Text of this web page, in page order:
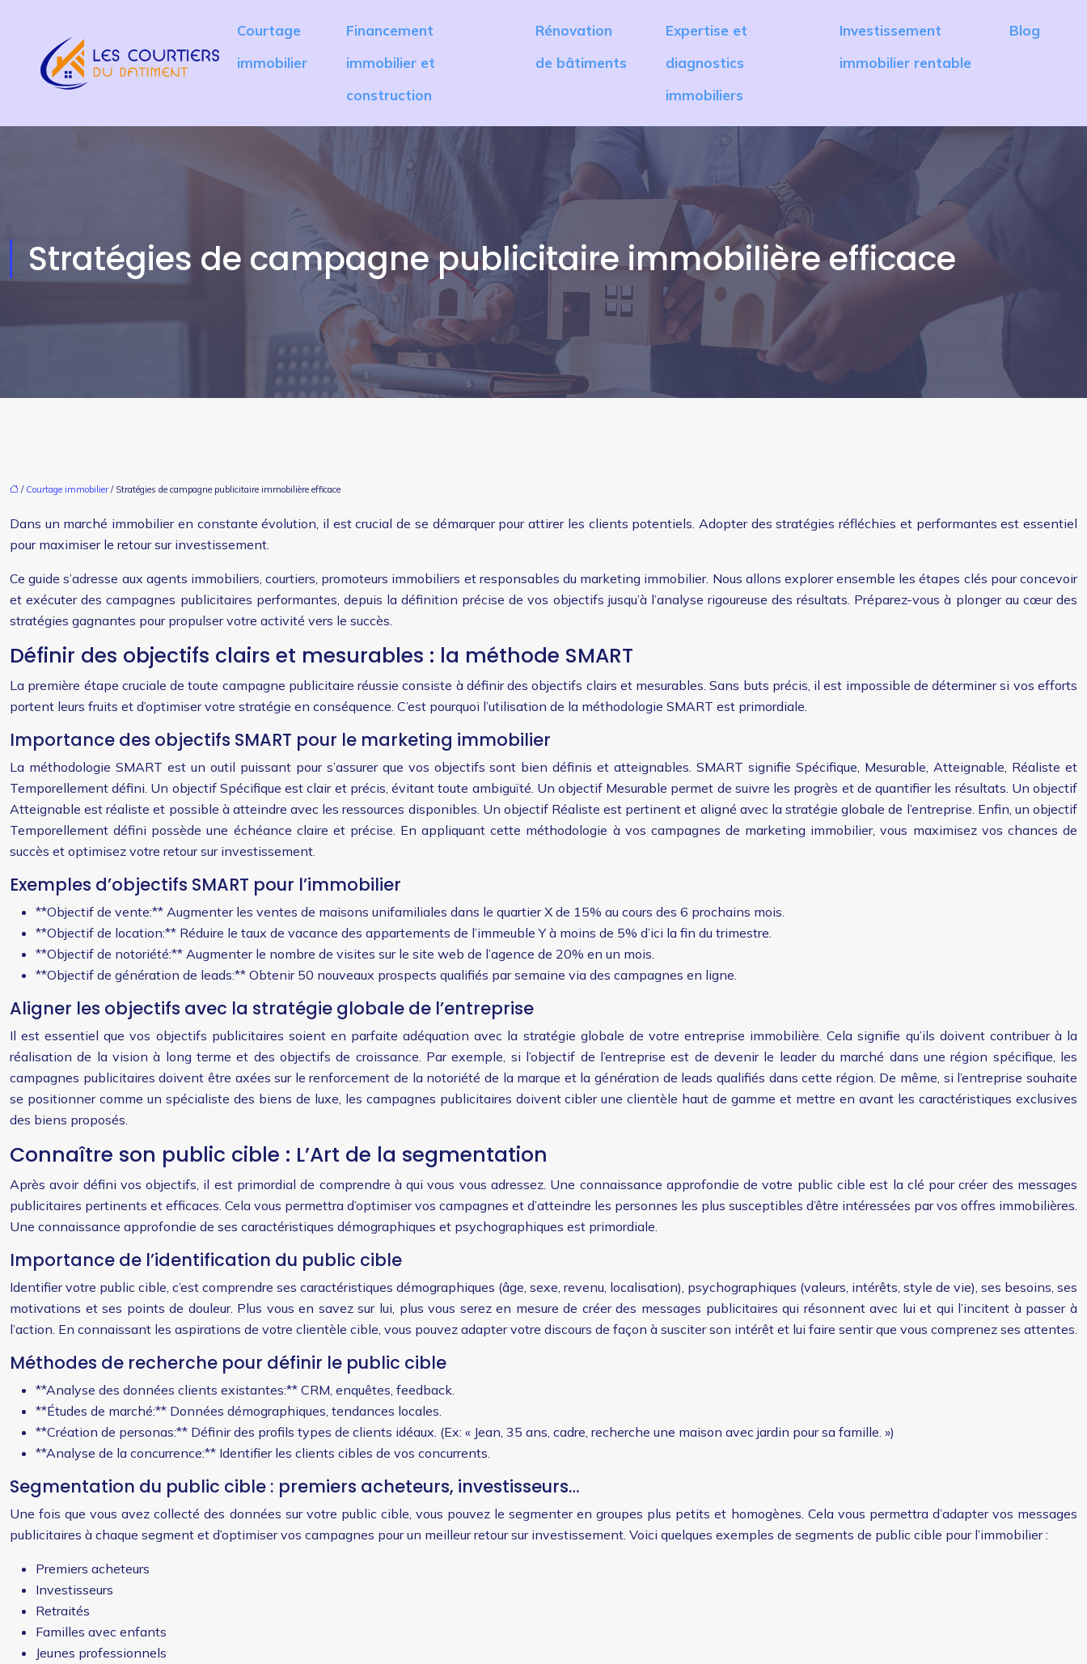
Courtage
immobilier
Financement
immobilier et
construction
Rénovation
de bâtiments
Expertise et
diagnostics
immobiliers
Investissement
immobilier rentable
Blog
Stratégies de campagne publicitaire immobilière efficace
/ Courtage immobilier / Stratégies de campagne publicitaire immobilière efficace
Dans un marché immobilier en constante évolution, il est crucial de se démarquer pour attirer les clients potentiels. Adopter des stratégies réfléchies et performantes est essentiel
pour maximiser le retour sur investissement.
Ce guide s’adresse aux agents immobiliers, courtiers, promoteurs immobiliers et responsables du marketing immobilier. Nous allons explorer ensemble les étapes clés pour concevoir
et exécuter des campagnes publicitaires performantes, depuis la définition précise de vos objectifs jusqu’à l’analyse rigoureuse des résultats. Préparez-vous à plonger au cœur des
stratégies gagnantes pour propulser votre activité vers le succès.
Définir des objectifs clairs et mesurables : la méthode SMART
La première étape cruciale de toute campagne publicitaire réussie consiste à définir des objectifs clairs et mesurables. Sans buts précis, il est impossible de déterminer si vos efforts
portent leurs fruits et d’optimiser votre stratégie en conséquence. C’est pourquoi l’utilisation de la méthodologie SMART est primordiale.
Importance des objectifs SMART pour le marketing immobilier
La méthodologie SMART est un outil puissant pour s’assurer que vos objectifs sont bien définis et atteignables. SMART signifie Spécifique, Mesurable, Atteignable, Réaliste et
Temporellement défini. Un objectif Spécifique est clair et précis, évitant toute ambiguïté. Un objectif Mesurable permet de suivre les progrès et de quantifier les résultats. Un objectif
Atteignable est réaliste et possible à atteindre avec les ressources disponibles. Un objectif Réaliste est pertinent et aligné avec la stratégie globale de l’entreprise. Enfin, un objectif
Temporellement défini possède une échéance claire et précise. En appliquant cette méthodologie à vos campagnes de marketing immobilier, vous maximisez vos chances de
succès et optimisez votre retour sur investissement.
Exemples d’objectifs SMART pour l’immobilier
**Objectif de vente:** Augmenter les ventes de maisons unifamiliales dans le quartier X de 15% au cours des 6 prochains mois.
**Objectif de location:** Réduire le taux de vacance des appartements de l’immeuble Y à moins de 5% d’ici la fin du trimestre.
**Objectif de notoriété:** Augmenter le nombre de visites sur le site web de l’agence de 20% en un mois.
**Objectif de génération de leads:** Obtenir 50 nouveaux prospects qualifiés par semaine via des campagnes en ligne.
Aligner les objectifs avec la stratégie globale de l’entreprise
Il est essentiel que vos objectifs publicitaires soient en parfaite adéquation avec la stratégie globale de votre entreprise immobilière. Cela signifie qu’ils doivent contribuer à la
réalisation de la vision à long terme et des objectifs de croissance. Par exemple, si l’objectif de l’entreprise est de devenir le leader du marché dans une région spécifique, les
campagnes publicitaires doivent être axées sur le renforcement de la notoriété de la marque et la génération de leads qualifiés dans cette région. De même, si l’entreprise souhaite
se positionner comme un spécialiste des biens de luxe, les campagnes publicitaires doivent cibler une clientèle haut de gamme et mettre en avant les caractéristiques exclusives
des biens proposés.
Connaître son public cible : L’Art de la segmentation
Après avoir défini vos objectifs, il est primordial de comprendre à qui vous vous adressez. Une connaissance approfondie de votre public cible est la clé pour créer des messages
publicitaires pertinents et efficaces. Cela vous permettra d’optimiser vos campagnes et d’atteindre les personnes les plus susceptibles d’être intéressées par vos offres immobilières.
Une connaissance approfondie de ses caractéristiques démographiques et psychographiques est primordiale.
Importance de l’identification du public cible
Identifier votre public cible, c’est comprendre ses caractéristiques démographiques (âge, sexe, revenu, localisation), psychographiques (valeurs, intérêts, style de vie), ses besoins, ses
motivations et ses points de douleur. Plus vous en savez sur lui, plus vous serez en mesure de créer des messages publicitaires qui résonnent avec lui et qui l’incitent à passer à
l’action. En connaissant les aspirations de votre clientèle cible, vous pouvez adapter votre discours de façon à susciter son intérêt et lui faire sentir que vous comprenez ses attentes.
Méthodes de recherche pour définir le public cible
**Analyse des données clients existantes:** CRM, enquêtes, feedback.
**Études de marché:** Données démographiques, tendances locales.
**Création de personas:** Définir des profils types de clients idéaux. (Ex: « Jean, 35 ans, cadre, recherche une maison avec jardin pour sa famille. »)
**Analyse de la concurrence:** Identifier les clients cibles de vos concurrents.
Segmentation du public cible : premiers acheteurs, investisseurs…
Une fois que vous avez collecté des données sur votre public cible, vous pouvez le segmenter en groupes plus petits et homogènes. Cela vous permettra d’adapter vos messages
publicitaires à chaque segment et d’optimiser vos campagnes pour un meilleur retour sur investissement. Voici quelques exemples de segments de public cible pour l’immobilier :
Premiers acheteurs
Investisseurs
Retraités
Familles avec enfants
Jeunes professionnels